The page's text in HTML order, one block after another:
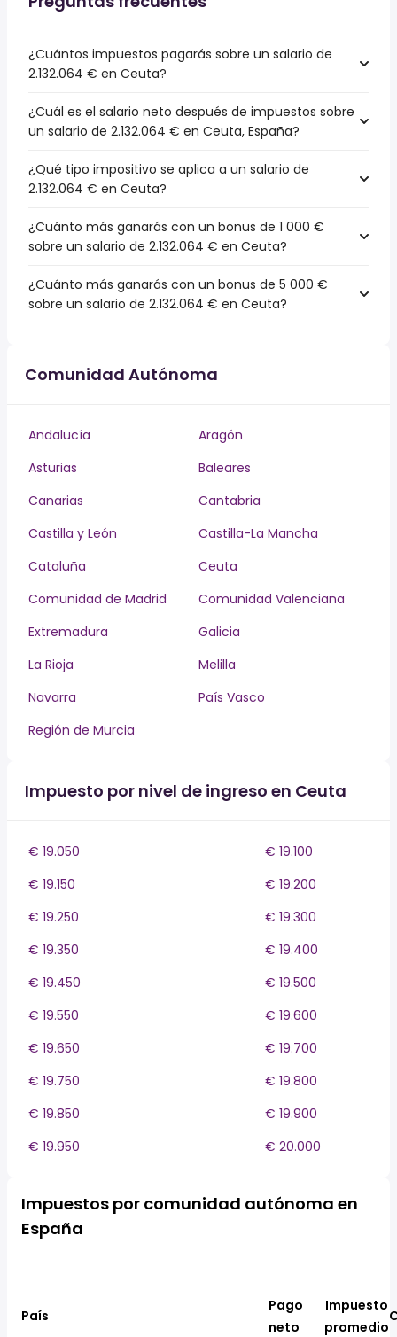
¿Cuántos impuestos pagarás sobre un salario de
2.132.064 € en Ceuta?
¿Cuál es el salario neto después de impuestos sobre
un salario de 2.132.064 € en Ceuta, España?
¿Qué tipo impositivo se aplica a un salario de
2.132.064 € en Ceuta?
¿Cuánto más ganarás con un bonus de 1 000 €
sobre un salario de 2.132.064 € en Ceuta?
¿Cuánto más ganarás con un bonus de 5 000 €
sobre un salario de 2.132.064 € en Ceuta?
Comunidad Autónoma
Andalucía
Aragón
Asturias
Baleares
Canarias
Cantabria
Castilla y León
Castilla-La Mancha
Cataluña
Ceuta
Comunidad de Madrid
Comunidad Valenciana
Extremadura
Galicia
La Rioja
Melilla
Navarra
País Vasco
Región de Murcia
Impuesto por nivel de ingreso en Ceuta
€ 19.050
€ 19.100
€ 19.150
€ 19.200
€ 19.250
€ 19.300
€ 19.350
€ 19.400
€ 19.450
€ 19.500
€ 19.550
€ 19.600
€ 19.650
€ 19.700
€ 19.750
€ 19.800
€ 19.850
€ 19.900
€ 19.950
€ 20.000
Impuestos por comunidad autónoma en
España
País
Pago
neto
Impuesto
promedio